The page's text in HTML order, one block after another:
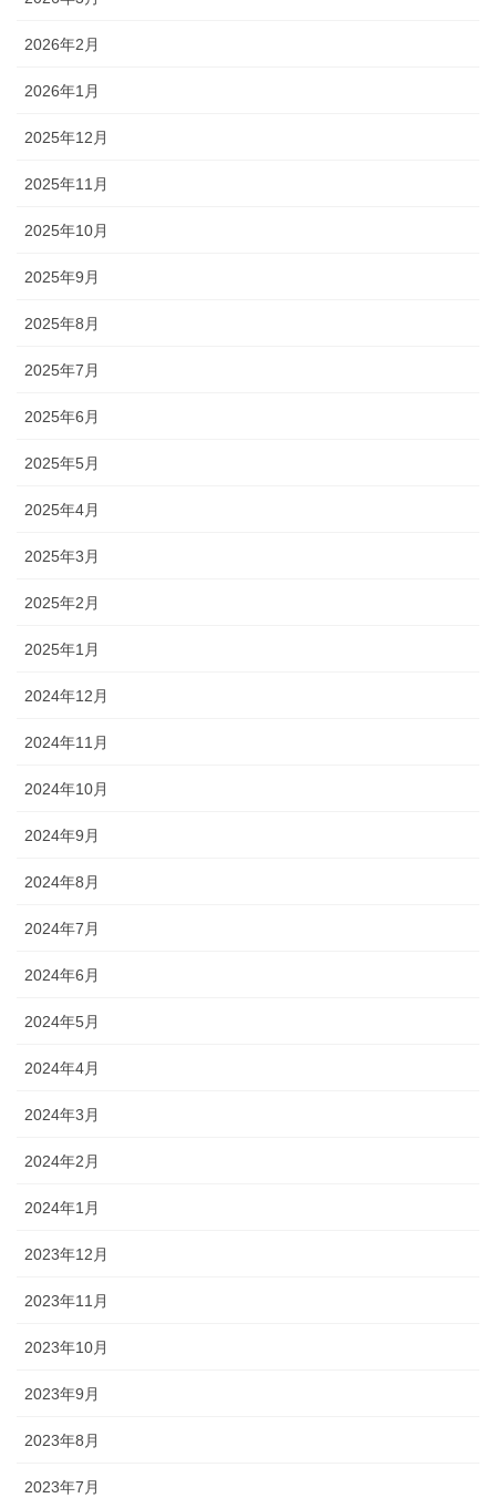
2026年2月
2026年1月
2025年12月
2025年11月
2025年10月
2025年9月
2025年8月
2025年7月
2025年6月
2025年5月
2025年4月
2025年3月
2025年2月
2025年1月
2024年12月
2024年11月
2024年10月
2024年9月
2024年8月
2024年7月
2024年6月
2024年5月
2024年4月
2024年3月
2024年2月
2024年1月
2023年12月
2023年11月
2023年10月
2023年9月
2023年8月
2023年7月